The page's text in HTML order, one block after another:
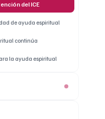
del ICE
de ayuda espiritual
continúa
la ayuda espiritual